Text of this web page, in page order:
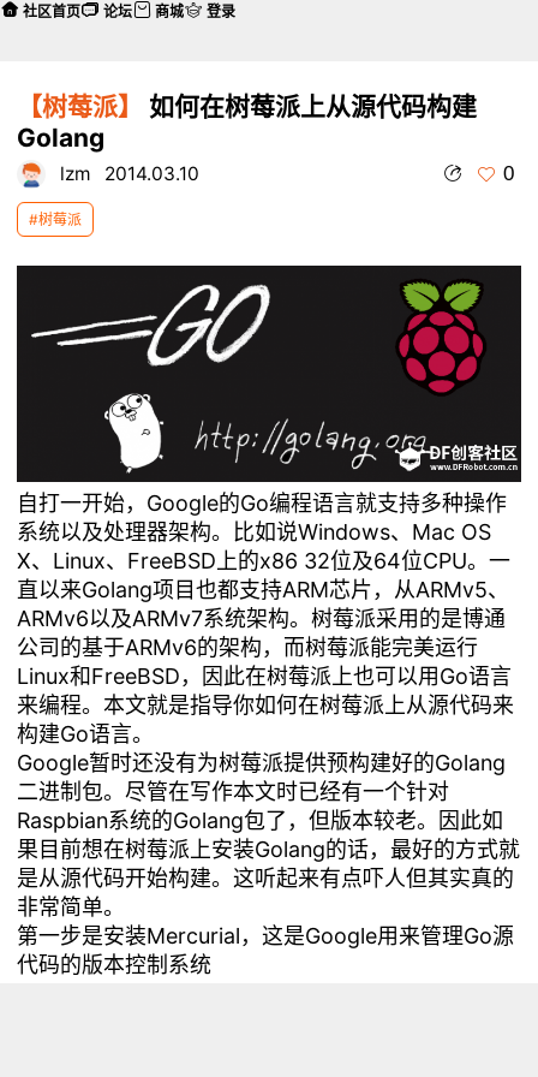
【树莓派】
如何在树莓派上从源代码构建
Golang
lzm 2014.03.10 0
#树莓派
自打一开始，Google的Go编程语言就支持多种操作
系统以及处理器架构。比如说Windows、Mac OS
X、Linux、FreeBSD上的x86 32位及64位CPU。一
直以来Golang项目也都支持ARM芯片，从ARMv5、
ARMv6以及ARMv7系统架构。树莓派采用的是博通
公司的基于ARMv6的架构，而树莓派能完美运行
Linux和FreeBSD，因此在树莓派上也可以用Go语言
来编程。本文就是指导你如何在树莓派上从源代码来
构建Go语言。
Google暂时还没有为树莓派提供预构建好的Golang
二进制包。尽管在写作本文时已经有一个针对
Raspbian系统的Golang包了，但版本较老。因此如
果目前想在树莓派上安装Golang的话，最好的方式就
是从源代码开始构建。这听起来有点吓人但其实真的
非常简单。
第一步是安装Mercurial，这是Google用来管理Go源
代码的版本控制系统
社区首页 论坛 商城 登录